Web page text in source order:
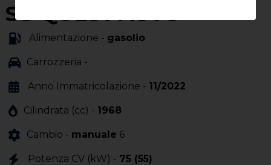
SU QUEST'AUTO
Alimentazione - gasolio
Carrozzeria -
Anno Immatricolazione - 11/2022
Cilindrata (cc) - 1968
Cambio - manuale 6
Potenza CV (kW) - 75 (55)